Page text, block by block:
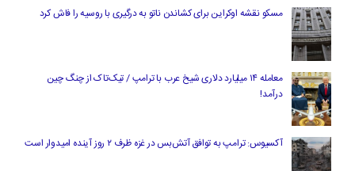
مسکو نقشه اوکراین برای کشاندن ناتو به درگیری با روسیه را فاش کرد
معامله ۱۴ میلیارد دلاری شیخ عرب با ترامپ / تیک‌تاک از چنگ چین
درآمد!
آکسیوس: ترامپ به توافق آتش‌بس در غزه ظرف ۲ روز آینده امیدوار است